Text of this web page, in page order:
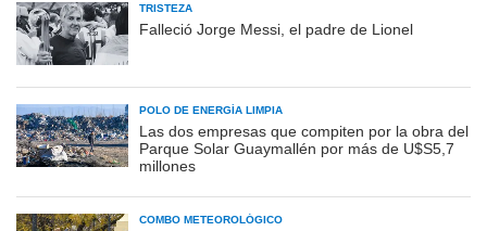
TRISTEZA
Falleció Jorge Messi, el padre de Lionel
POLO DE ENERGÍA LIMPIA
Las dos empresas que compiten por la obra del
Parque Solar Guaymallén por más de U$S5,7
millones
COMBO METEOROLÓGICO